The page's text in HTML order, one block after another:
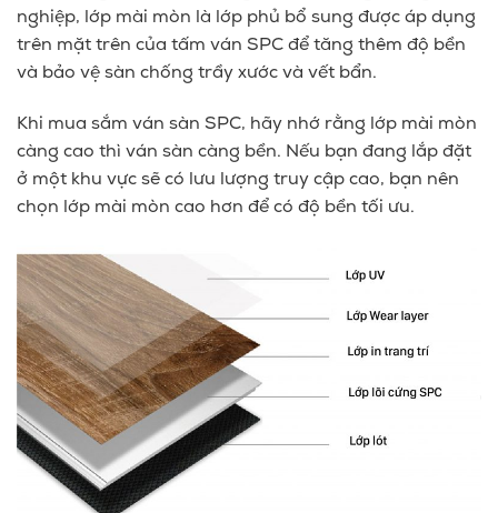
nghiệp, lớp mài mòn là lớp phủ bổ sung được áp dụng
trên mặt trên của tấm ván SPC để tăng thêm độ bền
và bảo vệ sàn chống trầy xước và vết bẩn.
Khi mua sắm ván sàn SPC, hãy nhớ rằng lớp mài mòn
càng cao thì ván sàn càng bền. Nếu bạn đang lắp đặt
ở một khu vực sẽ có lưu lượng truy cập cao, bạn nên
chọn lớp mài mòn cao hơn để có độ bền tối ưu.